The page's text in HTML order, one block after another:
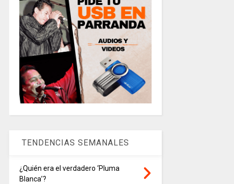
TENDENCIAS SEMANALES
¿Quién era el verdadero ‘Pluma
Blanca’?